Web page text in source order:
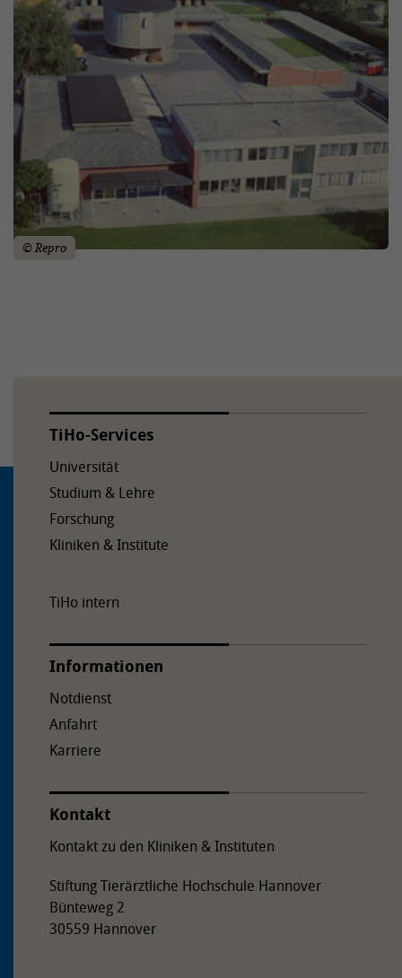
© Repro
TiHo-Services
Universität
Studium & Lehre
Forschung
Kliniken & Institute
TiHo intern
Informationen
Notdienst
Anfahrt
Karriere
Kontakt
Kontakt zu den Kliniken & Instituten
Stiftung Tierärztliche Hochschule Hannover
Bünteweg 2
30559 Hannover